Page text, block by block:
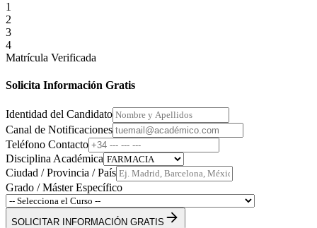
1
2
3
4
Matrícula Verificada
Solicita Información Gratis
Identidad del Candidato
Canal de Notificaciones
Teléfono Contacto
Disciplina Académica
Ciudad / Provincia / País
Grado / Máster Específico
SOLICITAR INFORMACIÓN GRATIS